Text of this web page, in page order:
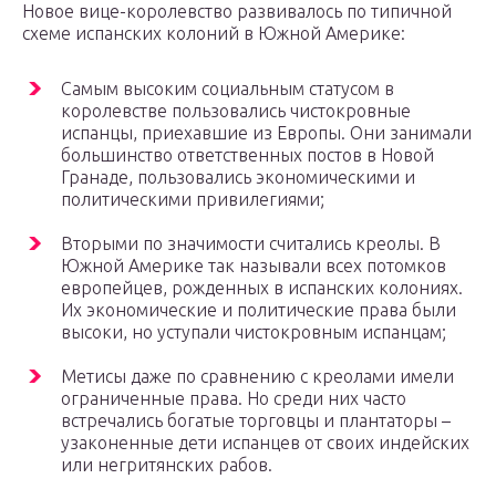
Новое вице-королевство развивалось по типичной
схеме испанских колоний в Южной Америке:
Самым высоким социальным статусом в
королевстве пользовались чистокровные
испанцы, приехавшие из Европы. Они занимали
большинство ответственных постов в Новой
Гранаде, пользовались экономическими и
политическими привилегиями;
Вторыми по значимости считались креолы. В
Южной Америке так называли всех потомков
европейцев, рожденных в испанских колониях.
Их экономические и политические права были
высоки, но уступали чистокровным испанцам;
Метисы даже по сравнению с креолами имели
ограниченные права. Но среди них часто
встречались богатые торговцы и плантаторы –
узаконенные дети испанцев от своих индейских
или негритянских рабов.